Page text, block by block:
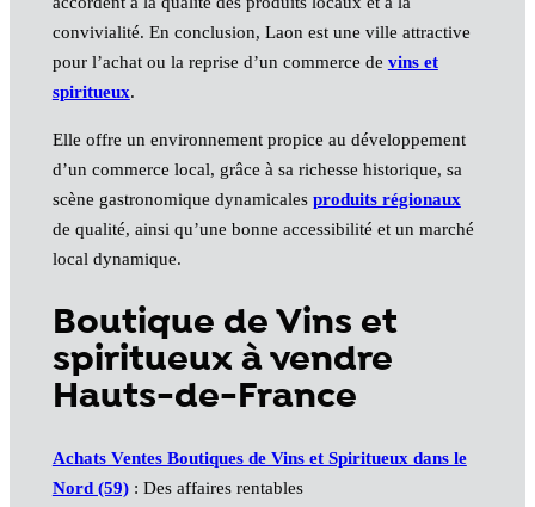
convivialité. En conclusion, Laon est une ville attractive
pour l’achat ou la reprise d’un commerce de vins et
spiritueux.
Elle offre un environnement propice au développement
d’un commerce local, grâce à sa richesse historique, sa
scène gastronomique dynamicales produits régionaux
de qualité, ainsi qu’une bonne accessibilité et un marché
local dynamique.
Boutique de Vins et
spiritueux à vendre
Hauts-de-France
Achats Ventes Boutiques de Vins et Spiritueux dans le
Nord (59): Des affaires rentables